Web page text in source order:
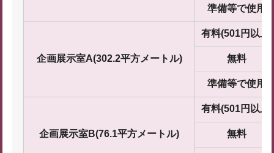
準備等で使用
企画展示室A(302.2平方メートル)
有料(501円以上)
無料
準備等で使用
企画展示室B(76.1平方メートル)
有料(501円以上)
無料